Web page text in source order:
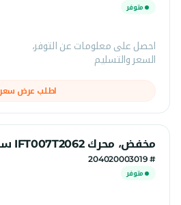
متوفر
احصل على معلومات عن التوفر،
السعر والتسليم
اطلب عرض سعر
مخفض، محرك IFT007T2062 سينوبوم
# 204020003019
متوفر